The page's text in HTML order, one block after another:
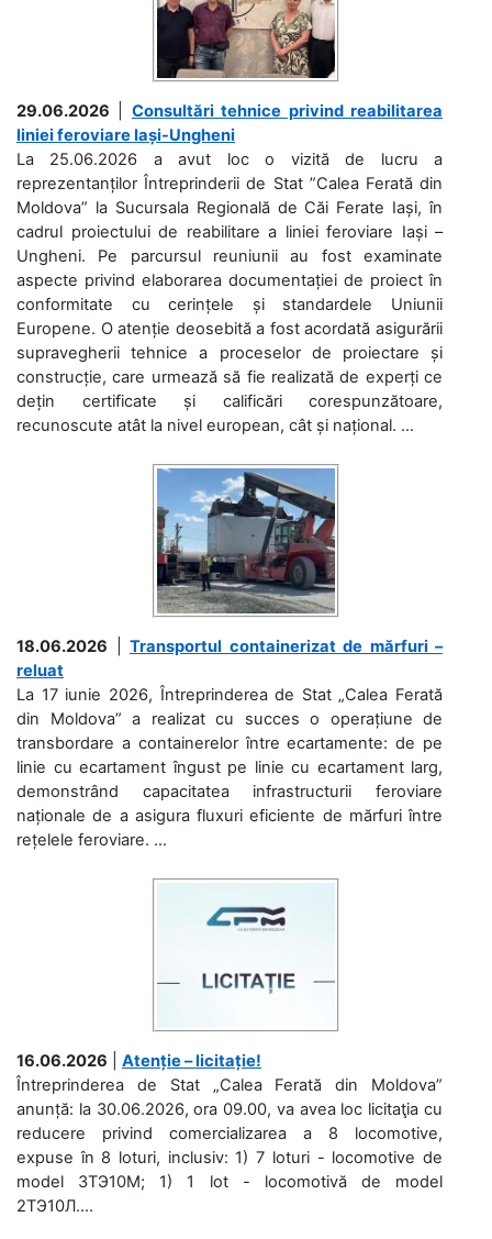
29.06.2026
Consultări tehnice privind reabilitarea
liniei feroviare Iași-Ungheni
La 25.06.2026 a avut loc o vizită de lucru a
reprezentanților Întreprinderii de Stat ”Calea Ferată din
Moldova” la Sucursala Regională de Căi Ferate Iași, în
cadrul proiectului de reabilitare a liniei feroviare Iași –
Ungheni. Pe parcursul reuniunii au fost examinate
aspecte privind elaborarea documentației de proiect în
conformitate cu cerințele și standardele Uniunii
Europene. O atenție deosebită a fost acordată asigurării
supravegherii tehnice a proceselor de proiectare și
construcție, care urmează să fie realizată de experți ce
dețin certificate și calificări corespunzătoare,
recunoscute atât la nivel european, cât și național. ...
18.06.2026
Transportul containerizat de mărfuri –
reluat
La 17 iunie 2026, Întreprinderea de Stat „Calea Ferată
din Moldova” a realizat cu succes o operațiune de
transbordare a containerelor între ecartamente: de pe
linie cu ecartament îngust pe linie cu ecartament larg,
demonstrând capacitatea infrastructurii feroviare
naționale de a asigura fluxuri eficiente de mărfuri între
rețelele feroviare. ...
16.06.2026
Atenție – licitație!
Întreprinderea de Stat „Calea Ferată din Moldova”
anunță: la 30.06.2026, ora 09.00, va avea loc licitaţia cu
reducere privind comercializarea a 8 locomotive,
expuse în 8 loturi, inclusiv: 1) 7 loturi - locomotive de
model 3ТЭ10М; 1) 1 lot - locomotivă de model
2ТЭ10Л....